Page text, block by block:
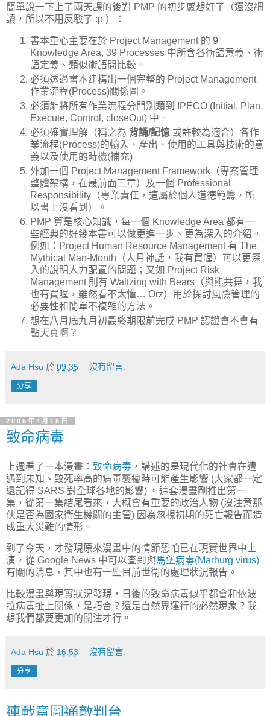
簡單說一下上了兩天課的後對 PMP 的初步感想好了（還沒細
讀，所以不用反駁了 :p ）：
書本重心主要在於 Project Management 的 9
Knowledge Area, 39 Processes 中所含各術語意義、術
語定義、類似術語間比較。
必須透過書本建構出一個完整的 Project Management
作業流程(Process)關係圖。
必須能將所有作業流程分門別類到 IPECO (Initial, Plan,
Execute, Control, closeOut) 中。
必須確實理解（稱之為 背誦/記憶 或許較為適合）各作
業流程(Process)的輸入、產出、使用的工具與技術的意
義以及使用的時機(補充)
外加一個 Project Management Framework（專案管理
整體架構，在最前面三章）及一個 Professional
Responsibility（專業責任，這屬於個人道德範籌，所
以書上沒看到）。
PMP 算是核心知識，每一個 Knowledge Area 都有一
些經典的好幾本書可以做更進一步、更為深入的介紹。
例如：Project Human Resource Management 有 The
Mythical Man-Month（人月神話，我有買喔）可以更深
入的說明人力配置的問題；又如 Project Risk
Management 則有 Waltzing with Bears（與熊共舞，我
也有買喔，雖然看不太懂… Orz）用於探討風險管理的
必要性和簡單不複雜的方法。
想在八月底九月初最終期限前完成 PMP 認證會不會有
點天真啊？
Ada Hsu 於 09:35 沒有留言:
分享
2005年4月18日
致命病毒
上週看了一本漫畫： 致命病毒 ，講述的是現代化的社會在遭
遇到未知、致死率高的病毒襲擾時可能產生影響 (大家都一定
還記得 SARS 對全球各地的影響) 。這套漫畫剛推出第一
集，從第一集結尾看來，大概會有重要的政治人物 (沒注意那
伙是否為國家衛生機關的主管) 因為忽視初期的死亡報告而造
成重大災難的情形。
到了今天，才發現原來漫畫中的情節恐怕已在現實世界中上
演，從 Google News 中可以查到與馬堡病毒(Marburg virus)
有關的消息，其中也有一些目前世衛的處理狀況報告。
比較漫畫與現實狀況發現，日後的致命病毒似乎都會和依波
拉病毒扯上關係，是巧合？還是自然界運行的必然現象？我
想我們都要更加的關注才行。
Ada Hsu 於 16:53 沒有留言:
分享